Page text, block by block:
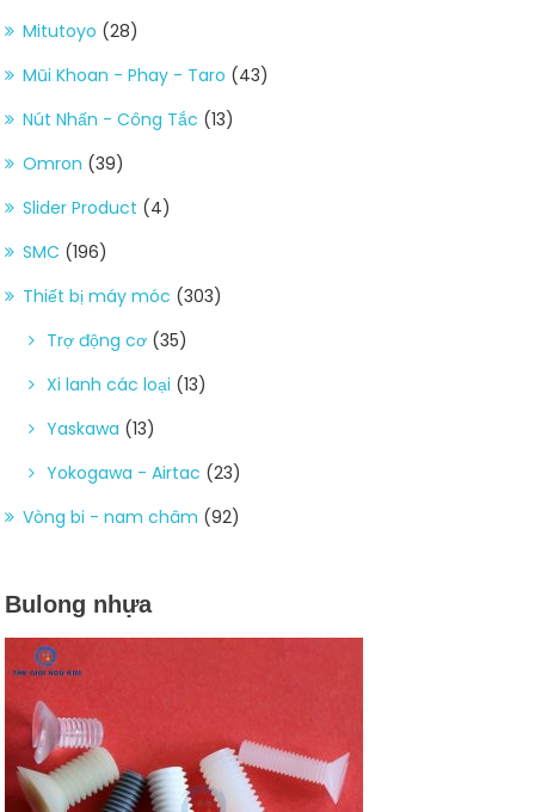
Mitutoyo (28)
Mũi Khoan - Phay - Taro (43)
Nút Nhấn - Công Tắc (13)
Omron (39)
Slider Product (4)
SMC (196)
Thiết bị máy móc (303)
Trợ động cơ (35)
Xi lanh các loại (13)
Yaskawa (13)
Yokogawa - Airtac (23)
Vòng bi - nam châm (92)
Bulong nhựa